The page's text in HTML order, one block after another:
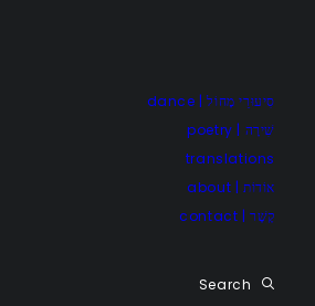
סִיעוּרֵי מָחוֹל | dance
שִׁירָה | poetry
translations
אוֹדוֹת | about
קֶשֶׁר | contact
Search